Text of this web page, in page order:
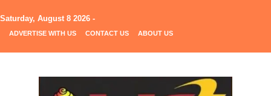
Saturday, August 8 2026 -
ADVERTISE WITH US CONTACT US ABOUT US